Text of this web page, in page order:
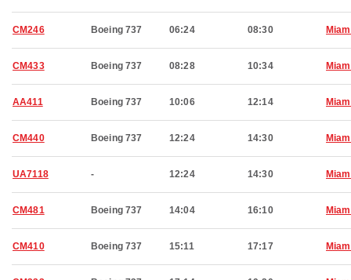
CM246 Boeing 737 06:24 08:30
CM433 Boeing 737 08:28 10:34
AA411 Boeing 737 10:06 12:14
CM440 Boeing 737 12:24 14:30
UA7118 - 12:24 14:30
CM481 Boeing 737 14:04 16:10
CM410 Boeing 737 15:11 17:17